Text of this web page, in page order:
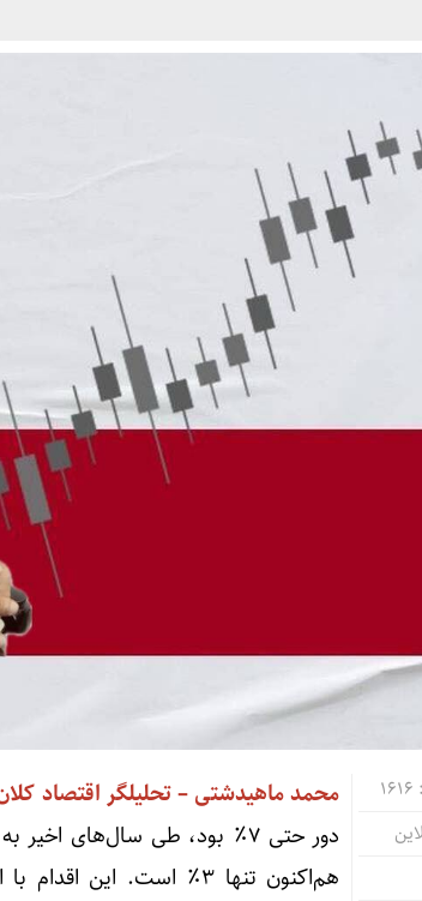
محمد ماهیدشتی – تحلیلگر اقتصاد
هم‌اکنون تنها ۳٪ است.